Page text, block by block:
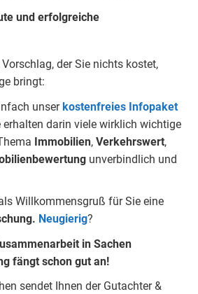
und erfolgreiche
der Sie nichts kostet,
bringt:
unserkostenfreies Infopaket
erhalten darin viele wirklich wichtige
Immobilien, Verkehrswert,
unverbindlich und
Willkommensgruß für Sie eine
Neugierig?
in Sachen
fängt schon gut an!
sendet Ihnen der Gutachter &